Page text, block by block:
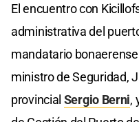
El encuentro con
administrativa del
mandatario
ministro de Seguridad,
provincial Sergio Berni,